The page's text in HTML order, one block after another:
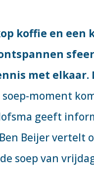
koffie en een
met
moment
geeft
Beijer vertelt
soep van